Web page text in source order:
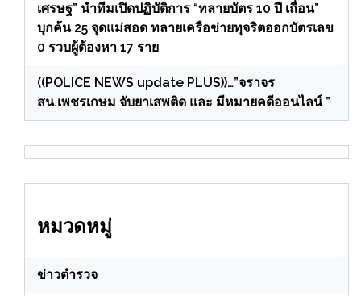
เศรษฐ” นำทีมเปิดปฏิบัติการ “ทลายบัตร 10 ปี เถื่อน”
บุกค้น 25 จุดแม่สอด ทลายเครือข่ายทุจริตออกบัตรเลข
0 รวบผู้ต้องหา 17 ราย
((POLICE NEWS update PLUS))…”จราจร
สน.เพชรเกษม จับยาเสพติด และ มีหมายคดีออนไลน์ ”
หมวดหมู่
ข่าวตำรวจ